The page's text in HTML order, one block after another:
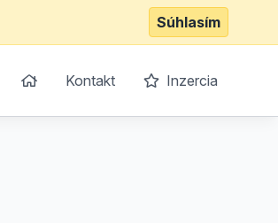
Súhlasím
Kontakt Inzercia